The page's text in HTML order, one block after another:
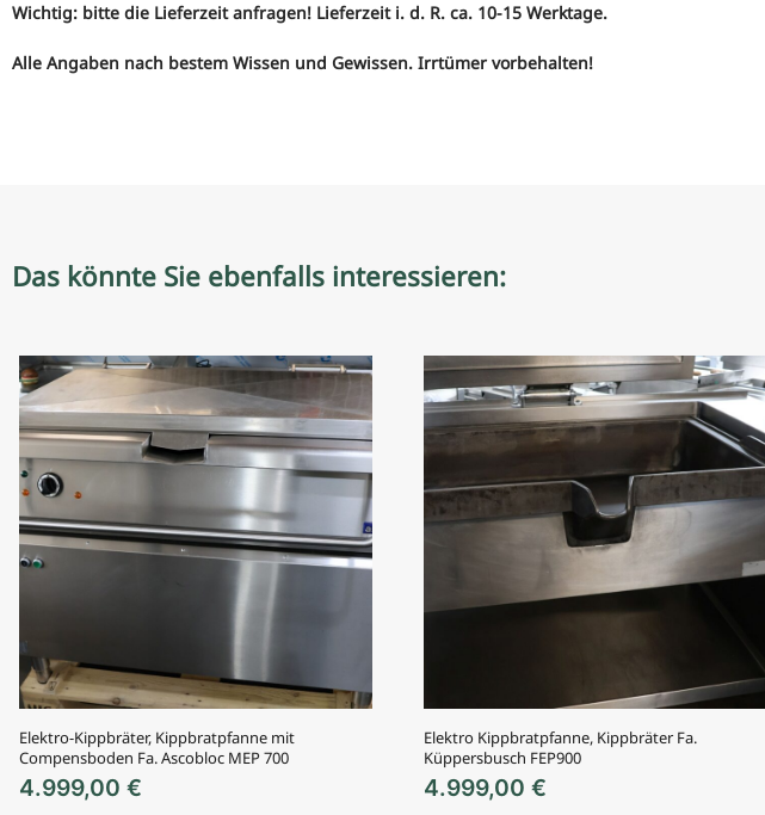
Wichtig: bitte die Lieferzeit anfragen! Lieferzeit i. d. R. ca. 10-15 Werktage.
Alle Angaben nach bestem Wissen und Gewissen. Irrtümer vorbehalten!
Das könnte Sie ebenfalls interessieren:
Elektro-Kippbräter, Kippbratpfanne mit
Compensboden Fa. Ascobloc MEP 700
4.999,00€
Elektro Kippbratpfanne, Kippbräter Fa.
Küppersbusch FEP900
4.999,00 €